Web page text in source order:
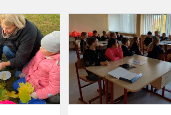
Rudenėlio
spalvos